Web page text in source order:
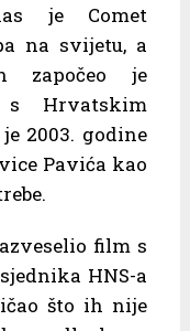
je Comet
na svijetu, a
započeo je
s Hrvatskim
2003. godine
Pavića kao
film s
HNS-a
što ih nije